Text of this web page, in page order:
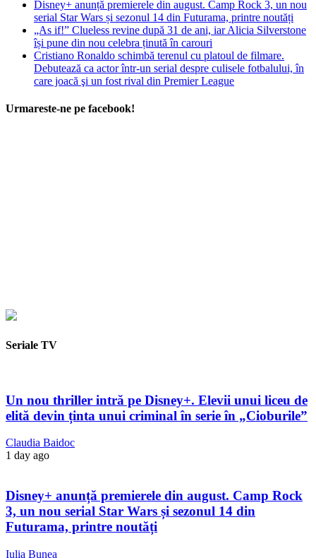
Disney+ anunță premierele din august. Camp Rock 3, un nou
serial Star Wars și sezonul 14 din Futurama, printre noutăți
„As if!” Clueless revine după 31 de ani, iar Alicia Silverstone
își pune din nou celebra ținută în carouri
Cristiano Ronaldo schimbă terenul cu platoul de filmare.
Debutează ca actor într-un serial despre culisele fotbalului, în
care joacă şi un fost rival din Premier League
Urmareste-ne pe facebook!
Seriale TV
Un nou thriller intră pe Disney+. Elevii unui liceu de
elită devin ținta unui criminal în serie în „Cioburile”
Claudia Baidoc
1 day ago
Disney+ anunță premierele din august. Camp Rock
3, un nou serial Star Wars și sezonul 14 din
Futurama, printre noutăți
Iulia Bunea